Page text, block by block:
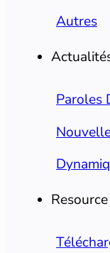
Autres
Paroles
Resource